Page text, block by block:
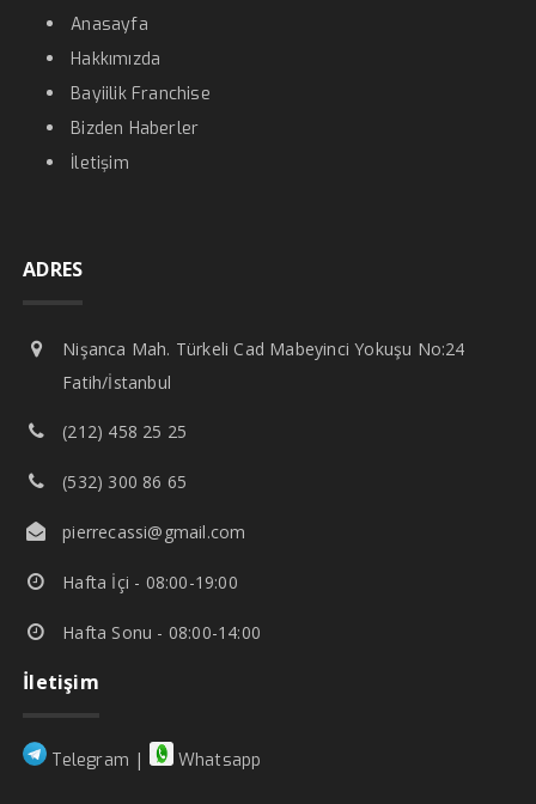
Anasayfa
Hakkımızda
Bayiilik Franchise
Bizden Haberler
İletişim
ADRES
Nişanca Mah. Türkeli Cad Mabeyinci Yokuşu No:24
Fatih/İstanbul
(212) 458 25 25
(532) 300 86 65
pierrecassi@gmail.com
Hafta İçi - 08:00-19:00
Hafta Sonu - 08:00-14:00
İletişim
Telegram | Whatsapp